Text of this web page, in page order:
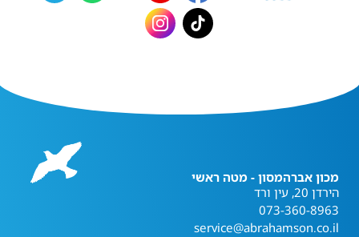
מכון אברהמסון - מטה ראשי
הירדן 20, עין ורד
073-360-8963
service@abrahamson.co.il